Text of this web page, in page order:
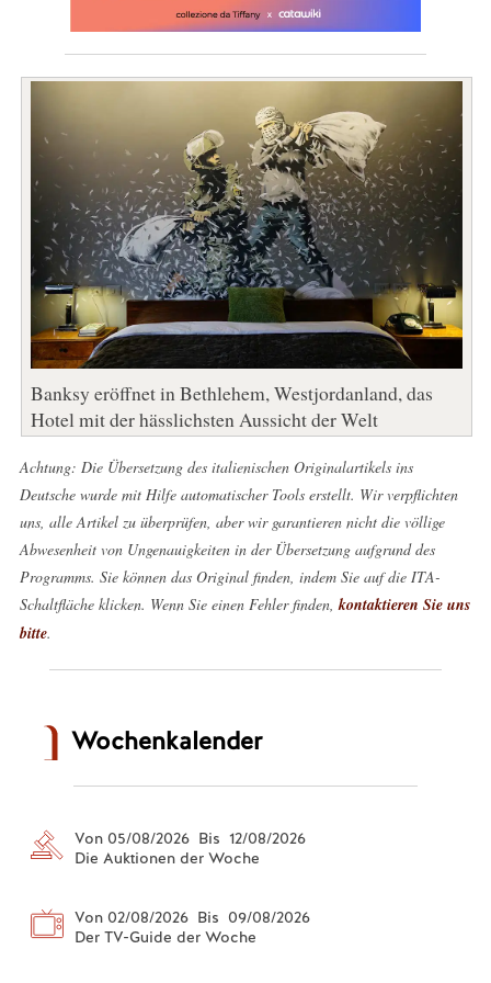
Banksy eröffnet in Bethlehem, Westjordanland, das
Hotel mit der hässlichsten Aussicht der Welt
Achtung: Die Übersetzung des italienischen Originalartikels ins
Deutsche wurde mit Hilfe automatischer Tools erstellt. Wir verpflichten
uns, alle Artikel zu überprüfen, aber wir garantieren nicht die völlige
Abwesenheit von Ungenauigkeiten in der Übersetzung aufgrund des
Programms. Sie können das Original finden, indem Sie auf die ITA-
Schaltfläche klicken. Wenn Sie einen Fehler finden, kontaktieren Sie uns
bitte.
Wochenkalender
Von 05/08/2026 Bis 12/08/2026
Die Auktionen der Woche
Von 02/08/2026 Bis 09/08/2026
Der TV-Guide der Woche